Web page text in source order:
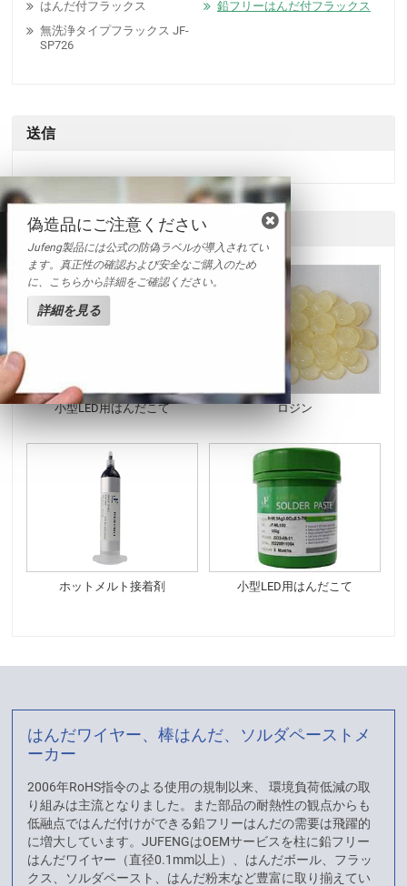
はんだ付フラックス
鉛フリーはんだ付フラックス
無洗浄タイプフラックス JF-
SP726
送信
他の製品
小型LED用はんだこて ロジン
ホットメルト接着剤 小型LED用はんだこて
はんだワイヤー、棒はんだ、ソルダペーストメ
ーカー
2006年RoHS指令のよる使用の規制以来、 環境負荷低減の取
り組みは主流となりました。また部品の耐熱性の観点からも
低融点ではんだ付けができる鉛フリーはんだの需要は飛躍的
に増大しています。JUFENGはOEMサービスを柱に鉛フリー
はんだワイヤー（直径0.1mm以上）、はんだボール、フラッ
クス、ソルダペースト、はんだ粉末など豊富に取り揃えてい
偽造品にご注意ください
Jufeng製品には公式の防偽ラベルが導入されてい
ます。真正性の確認および安全なご購入のため
に、こちらから詳細をご確認ください。
詳細を見る